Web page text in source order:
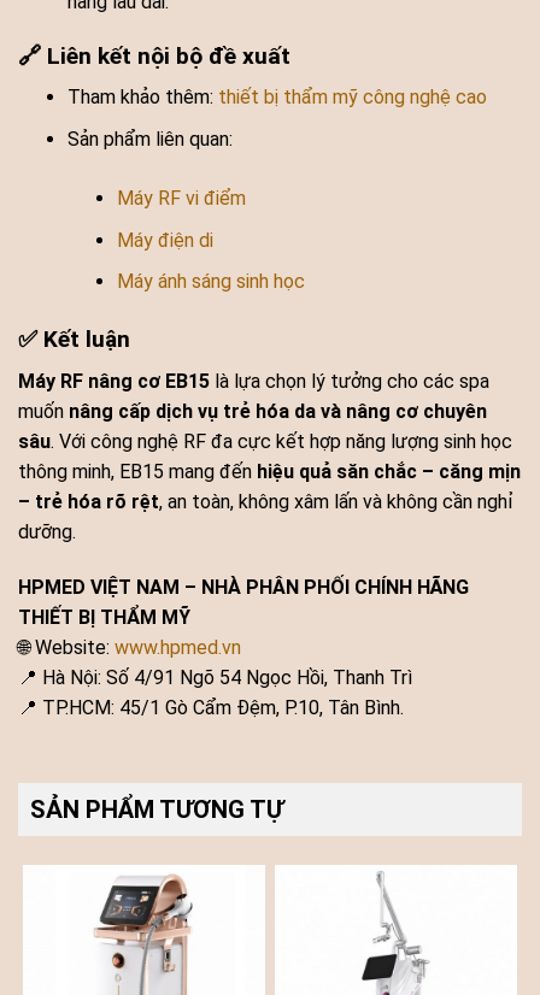
🔗 Liên kết nội bộ đề xuất
Tham khảo thêm: thiết bị thẩm mỹ công nghệ cao
Sản phẩm liên quan:
Máy RF vi điểm
Máy điện di
Máy ánh sáng sinh học
✅ Kết luận
Máy RF nâng cơ EB15 là lựa chọn lý tưởng cho các spa
muốn nâng cấp dịch vụ trẻ hóa da và nâng cơ chuyên
sâu. Với công nghệ RF đa cực kết hợp năng lượng sinh học
thông minh, EB15 mang đến hiệu quả săn chắc – căng mịn
– trẻ hóa rõ rệt, an toàn, không xâm lấn và không cần nghỉ
dưỡng.
HPMED VIỆT NAM – NHÀ PHÂN PHỐI CHÍNH HÃNG
THIẾT BỊ THẨM MỸ
🌐 Website: www.hpmed.vn
📍 Hà Nội: Số 4/91 Ngõ 54 Ngọc Hồi, Thanh Trì
📍 TP.HCM: 45/1 Gò Cẩm Đệm, P.10, Tân Bình.
SẢN PHẨM TƯƠNG TỰ